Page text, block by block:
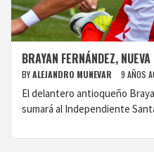
BRAYAN FERNÁNDEZ,
BYALEJANDRO MUNEVAR 9 AÑOS
El delantero antioqueño
sumará al Independiente